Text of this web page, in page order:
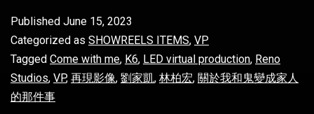
Published June 15, 2023
Categorized as SHOWREELS ITEMS, VP
Tagged Come with me, K6, LED virtual production, Reno
Studios, VP, 再現影像, 劉家凱, 林柏宏, 關於我和鬼變成家人
的那件事